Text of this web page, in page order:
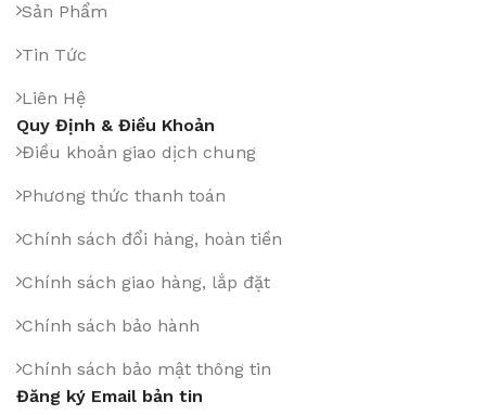
Sản Phẩm
Tin Tức
Liên Hệ
Quy Định & Điều Khoản
Điều khoản giao dịch chung
Phương thức thanh toán
Chính sách đổi hàng, hoàn tiền
Chính sách giao hàng, lắp đặt
Chính sách bảo hành
Chính sách bảo mật thông tin
Đăng ký Email bản tin